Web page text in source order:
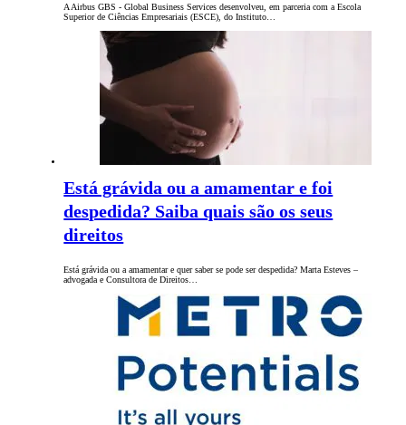
A Airbus GBS - Global Business Services desenvolveu, em parceria com a Escola
Superior de Ciências Empresariais (ESCE), do Instituto…
Está grávida ou a amamentar e foi
despedida? Saiba quais são os seus
direitos
Está grávida ou a amamentar e quer saber se pode ser despedida? Marta Esteves –
advogada e Consultora de Direitos…